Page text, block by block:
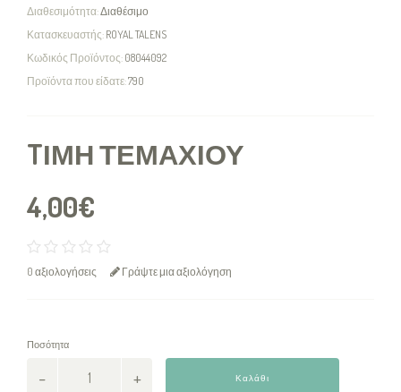
Διαθεσιμότητα:Διαθέσιμο
Κατασκευαστής: ROYAL TALENS
Κωδικός Προϊόντος: 08044092
Προϊόντα που είδατε:790
TΙΜΉ ΤΕΜΑΧΊΟΥ
4,00€
0 αξιολογήσεις Γράψτε μια αξιολόγηση
Ποσότητα
Καλάθι